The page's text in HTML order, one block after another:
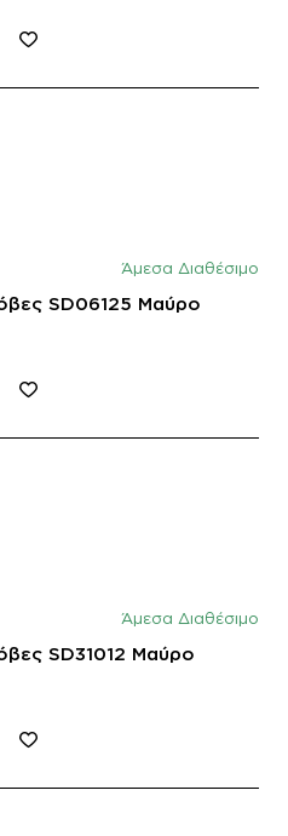
Άμεσα Διαθέσιμο
Zak Shoes Γυναικείες Γόβες SD06125 Μαύρο
Άμεσα Διαθέσιμο
SD31012 Μαύρο